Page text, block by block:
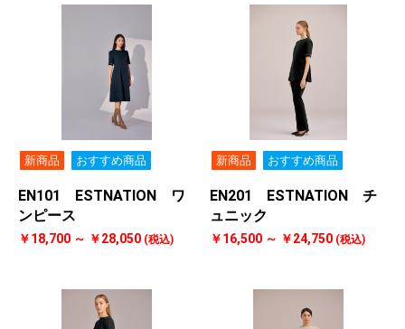
新商品 おすすめ商品
EN101 ESTNATION ワ
ンピース
￥18,700 ～ ￥28,050 (税込)
新商品 おすすめ商品
EN201 ESTNATION チ
ュニック
￥16,500 ～ ￥24,750 (税込)